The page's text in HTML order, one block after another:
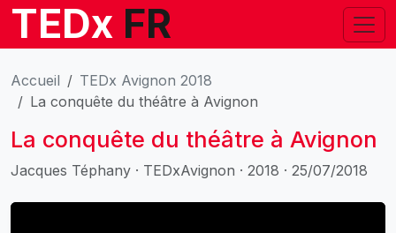
TEDx FR
Accueil
TEDx Avignon 2018
La conquête du théâtre à Avignon
La conquête du théâtre à Avignon
Jacques Téphany · TEDxAvignon · 2018 · 25/07/2018